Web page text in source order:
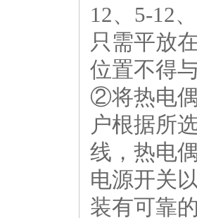
12、5-12
只需平放
位置不得
②将热电
户根据所
线，热电
电源开关
装有可